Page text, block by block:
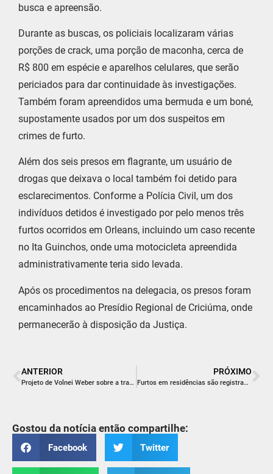
busca e apreensão.
Durante as buscas, os policiais localizaram várias
porções de crack, uma porção de maconha, cerca de
R$ 800 em espécie e aparelhos celulares, que serão
periciados para dar continuidade às investigações.
Também foram apreendidos uma bermuda e um boné,
supostamente usados por um dos suspeitos em
crimes de furto.
Além dos seis presos em flagrante, um usuário de
drogas que deixava o local também foi detido para
esclarecimentos. Conforme a Polícia Civil, um dos
indivíduos detidos é investigado por pelo menos três
furtos ocorridos em Orleans, incluindo um caso recente
no Ita Guinchos, onde uma motocicleta apreendida
administrativamente teria sido levada.
Após os procedimentos na delegacia, os presos foram
encaminhados ao Presídio Regional de Criciúma, onde
permanecerão à disposição da Justiça.
ANTERIOR
Projeto de Volnei Weber sobre a transparência nos hospitais é aprovado na Alesc
PRÓXIMO
Furtos em residências são registrados em Içara e Balneário Rincão
Gostou da notícia então compartilhe:
Facebook Twitter